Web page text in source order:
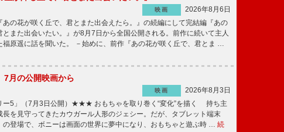
映画
2026年8月6日
の花が咲く丘で、君とまた出会えたら。』の続編にして完結編『あの
とまた出会いたい。』が8月7日から全国公開される。前作に続いて主人
福原遥に話を聞いた。 －始めに、前作『あの花が咲く丘で、君とま …
7月の公開映画から
映画
2026年8月3日
ー5」（7月3日公開）★★★ おもちゃを取り巻く“変化”を描く 持ち主
長を見守ってきたカウガール人形のジェシー。だが、タブレット端末
の登場で、ボニーは画面の世界に夢中になり、おもちゃと遊ぶ時 … 続